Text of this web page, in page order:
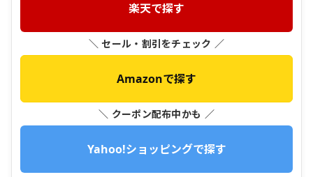
楽天で探す
＼ セール・割引をチェック ／
Amazonで探す
＼ クーポン配布中かも ／
Yahoo!ショッピングで探す